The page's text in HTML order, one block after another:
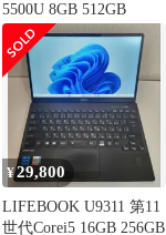
5500U 8GB 512GB
¥29,800
LIFEBOOK U9311 第11
世代Corei5 16GB 256GB